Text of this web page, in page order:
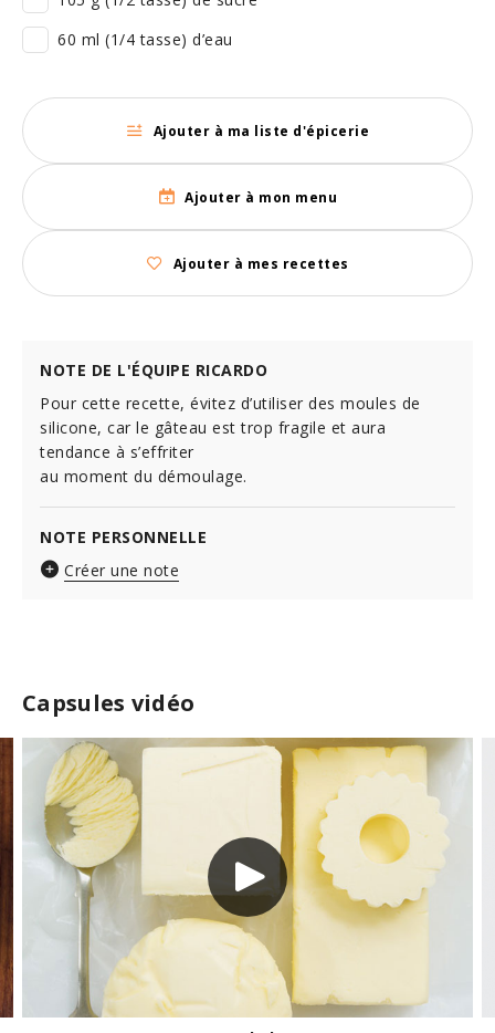
Capsules vidéo
60 ml (1/4 tasse) d’eau
Ajouter à ma liste d'épicerie
Ajouter à mon menu
Ajouter à mes recettes
NOTE DE L'ÉQUIPE RICARDO
Pour cette recette, évitez d’utiliser des moules de
silicone, car le gâteau est trop fragile et aura
tendance à s’effriter
au moment du démoulage.
NOTE PERSONNELLE
Créer une note